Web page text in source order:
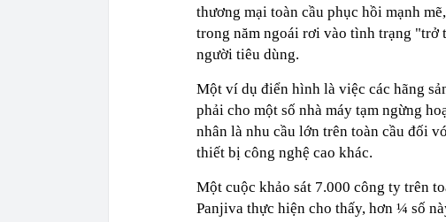
thương mại toàn cầu phục hồi mạnh
trong năm ngoái rơi vào tình trạng "trở
người tiêu dùng.
Một ví dụ điển hình là việc các hãng
phải cho một số nhà máy tạm ngừng
nhân là nhu cầu lớn trên toàn cầu đối
thiết bị công nghệ cao khác.
Một cuộc khảo sát 7.000 công ty trên
Panjiva thực hiện cho thấy, hơn ¼ số